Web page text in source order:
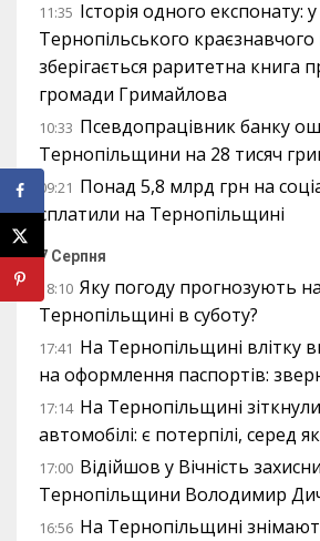
11:35 Історія одного експонату:
Тернопільського
зберігається раритетна книга
громади Гримайлова
10:33 Псевдопрацівник банку
Тернопільщини на 28 тисяч
09:21 Понад 5,8 млрд грн на
сплатили на Тернопільщині
7 Серпня
18:10 Яку погоду прогнозують на
Тернопільщині в суботу?
17:41 На Тернопільщині влітку
на оформлення паспортів:
17:14 На Тернопільщині
автомобілі: є потерпілі, серед
17:00 Відійшов у Вічність
Тернопільщини Володимир
16:56 На Тернопільщині